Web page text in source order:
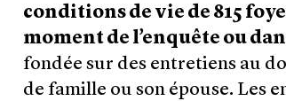
conditions de vie de 815
moment de l’enquête ou
fondée sur des entretiens au
de famille ou son épouse. Les